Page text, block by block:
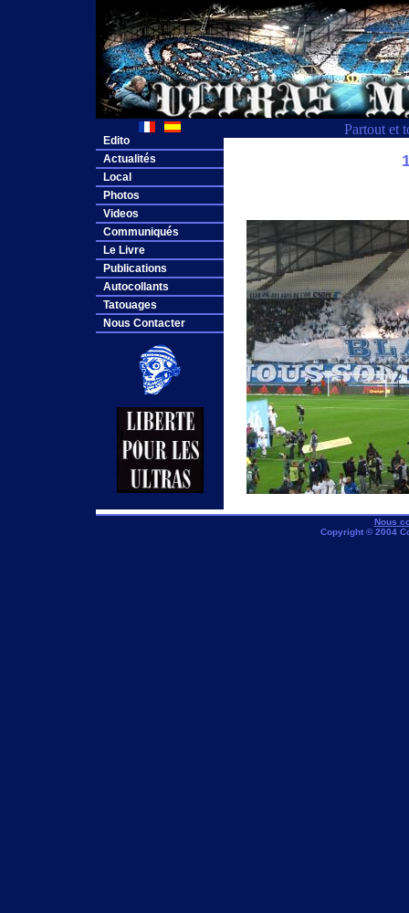
Partout et
Edito
Actualités
Local
Photos
Videos
Communiqués
Le Livre
Publications
Autocollants
Tatouages
Nous Contacter
Nous
Copyright © 2004